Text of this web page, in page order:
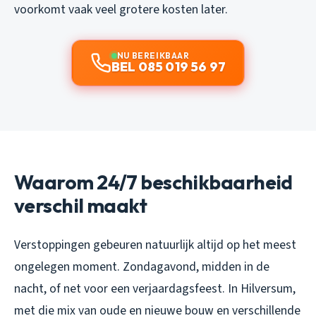
voorkomt vaak veel grotere kosten later.
NU BEREIKBAAR
BEL 085 019 56 97
Waarom 24/7 beschikbaarheid
verschil maakt
Verstoppingen gebeuren natuurlijk altijd op het meest
ongelegen moment. Zondagavond, midden in de
nacht, of net voor een verjaardagsfeest. In Hilversum,
met die mix van oude en nieuwe bouw en verschillende